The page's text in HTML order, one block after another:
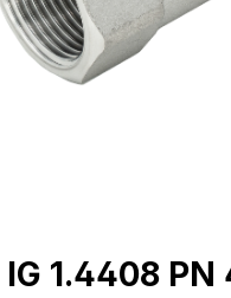
1.4408 PN